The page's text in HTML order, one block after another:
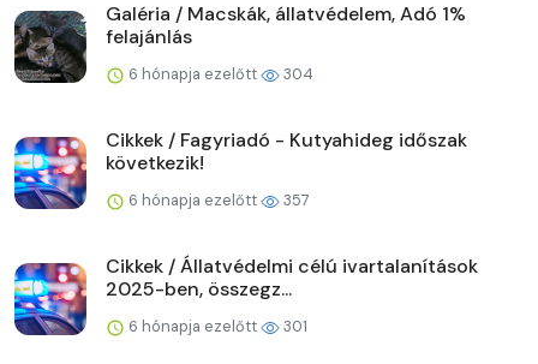
Galéria / Macskák, állatvédelem, Adó 1%
felajánlás
6 hónapja ezelőtt 304
Cikkek / Fagyriadó - Kutyahideg időszak
következik!
6 hónapja ezelőtt 357
Cikkek / Állatvédelmi célú ivartalanítások
2025-ben, összegz...
6 hónapja ezelőtt 301